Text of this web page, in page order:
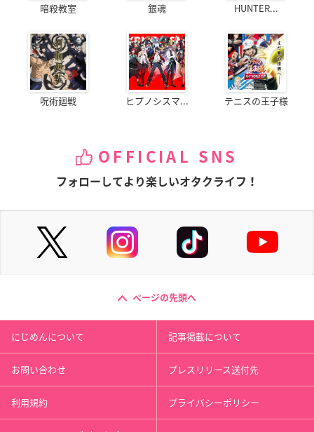
暗殺教室 銀魂 HUNTER...
呪術廻戦 ヒプノシスマ... テニスの王子様
OFFICIAL SNS
フォローしてより楽しいオタクライフ！
ページの先頭へ
にじめんについて 記事掲載について
お問い合わせ プレスリリース送付先
利用規約 プライバシーポリシー